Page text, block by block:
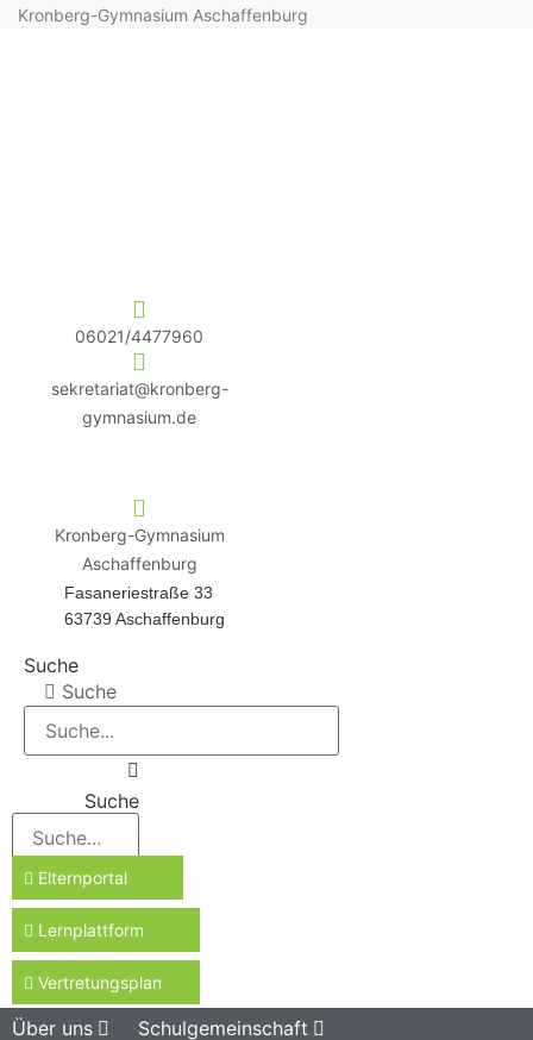
Kronberg-Gymnasium Aschaffenburg
06021/4477960
sekretariat@kronberg-
gymnasium.de
Kronberg-Gymnasium
Aschaffenburg
Fasaneriestraße 33
63739 Aschaffenburg
Suche
Suche
Suche
Elternportal
Lernplattform
Vertretungsplan
Über uns
Schulgemeinschaft